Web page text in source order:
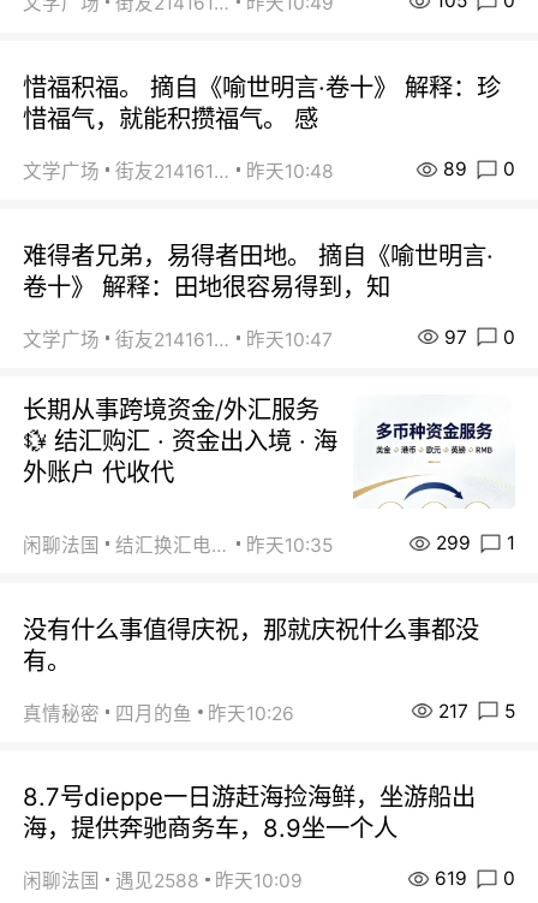
惜福积福。 摘自《喻世明言·卷十》 解释：珍
惜福气，就能积攒福气。 感
文学广场 街友21416156 昨天10:48 89 0
难得者兄弟，易得者田地。 摘自《喻世明言·
卷十》 解释：田地很容易得到，知
文学广场 街友21416156 昨天10:47 97 0
长期从事跨境资金/外汇服务
💱 结汇购汇 · 资金出入境 · 海
外账户 代收代
闲聊法国 结汇换汇电汇 昨天10:35 299 1
没有什么事值得庆祝，那就庆祝什么事都没
有。
真情秘密 四月的鱼 昨天10:26 217 5
8.7号dieppe一日游赶海捡海鲜，坐游船出
海，提供奔驰商务车，8.9坐一个人
闲聊法国 遇见2588 昨天10:09 619 0